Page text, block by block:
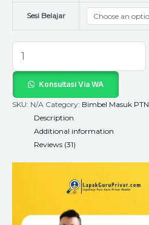
Sesi Belajar
Konsultasi Via WA
SKU: N/A Category: Bimbel Masuk PTN
Description
Additional information
Reviews (31)